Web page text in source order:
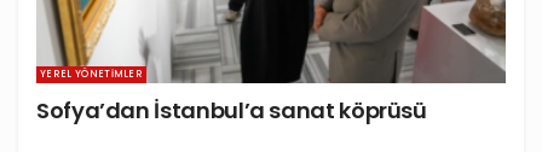
YEREL YÖNETIMLER
Sofya’dan İstanbul’a sanat köprüsü